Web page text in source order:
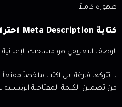
ظهوره كاملاً.
كتابة Meta Description احترافية
الوصف التعريفي هو مساحتك الإعلانية
لا تتركها فارغة، بل اكتب ملخصاً
من تضمين الكلمة المفتاحية